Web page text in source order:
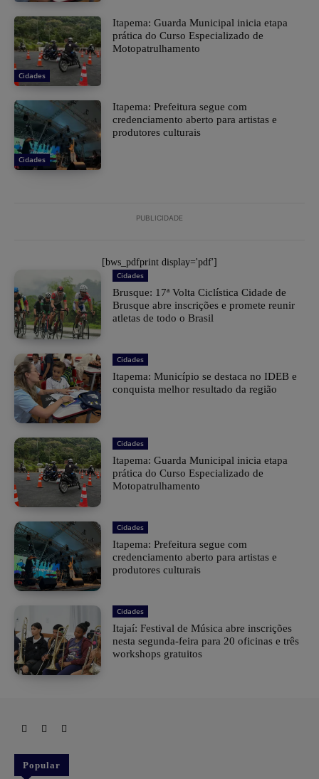
Cidades
Itapema: Guarda Municipal inicia etapa
prática do Curso Especializado de
Motopatrulhamento
Cidades
Itapema: Prefeitura segue com
credenciamento aberto para artistas e
produtores culturais
PUBLICIDADE
[bws_pdfprint display='pdf']
Cidades
Brusque: 17ª Volta Ciclística Cidade de
Brusque abre inscrições e promete reunir
atletas de todo o Brasil
Cidades
Itapema: Município se destaca no IDEB e
conquista melhor resultado da região
Cidades
Itapema: Guarda Municipal inicia etapa
prática do Curso Especializado de
Motopatrulhamento
Cidades
Itapema: Prefeitura segue com
credenciamento aberto para artistas e
produtores culturais
Cidades
Itajaí: Festival de Música abre inscrições
nesta segunda-feira para 20 oficinas e três
workshops gratuitos
Popular